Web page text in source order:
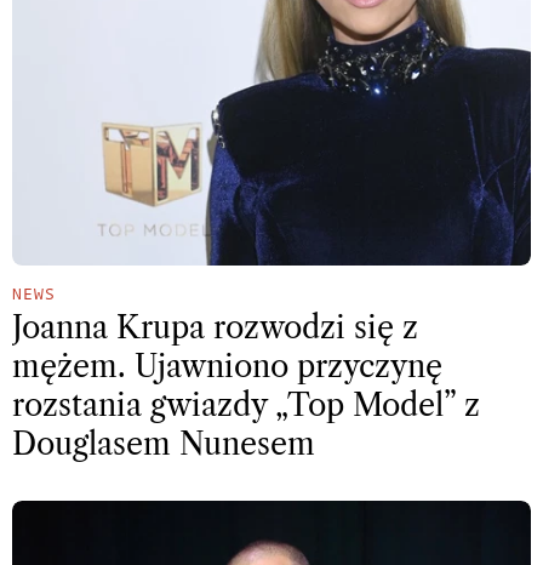
NEWS
Joanna Krupa rozwodzi się z
mężem. Ujawniono przyczynę
rozstania gwiazdy „Top Model” z
Douglasem Nunesem